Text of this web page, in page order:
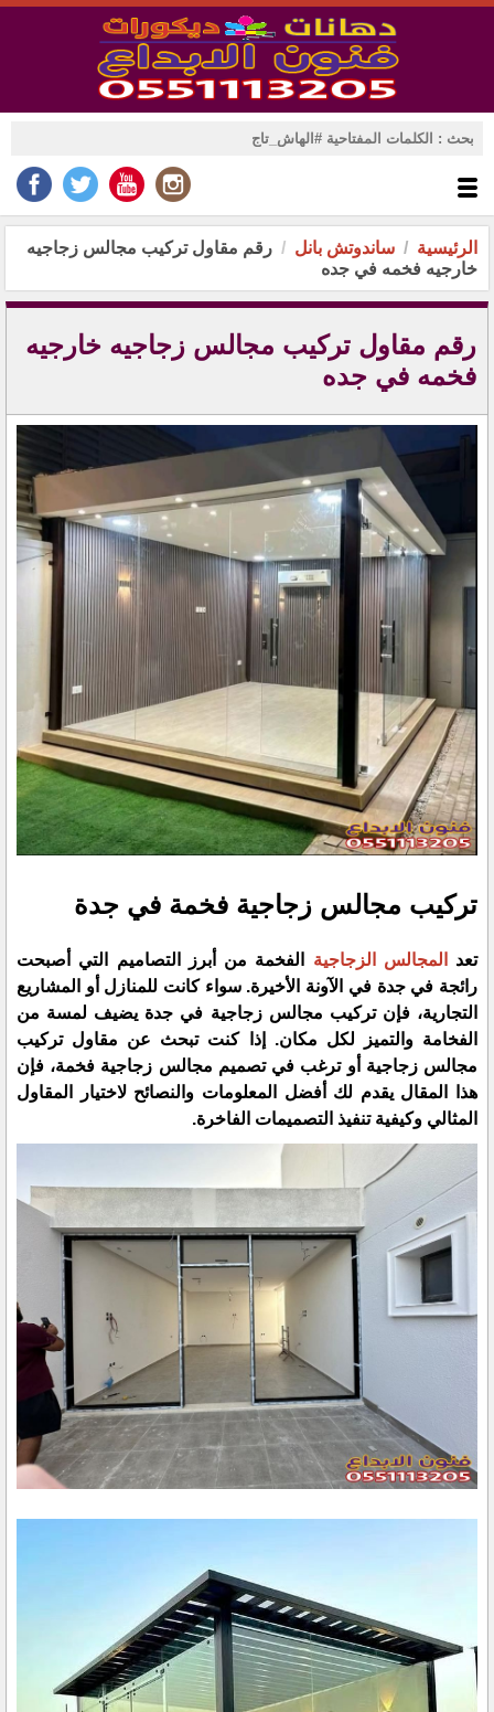
الرئيسية ساندوتش بانل
رقم مقاول تركيب مجالس زجاجيه
خارجيه فخمه في جده
رقم مقاول تركيب مجالس زجاجيه خارجيه
فخمه في جده
تركيب مجالس زجاجية فخمة في جدة
تعد المجالس الزجاجية الفخمة من أبرز التصاميم التي أصبحت
رائجة في جدة في الآونة الأخيرة. سواء كانت للمنازل أو المشاريع
التجارية، فإن تركيب مجالس زجاجية في جدة يضيف لمسة من
الفخامة والتميز لكل مكان. إذا كنت تبحث عن مقاول تركيب
مجالس زجاجية أو ترغب في تصميم مجالس زجاجية فخمة، فإن
هذا المقال يقدم لك أفضل المعلومات والنصائح لاختيار المقاول
المثالي وكيفية تنفيذ التصميمات الفاخرة.